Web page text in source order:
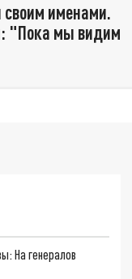
именами.
"Пока мы видим
На генералов